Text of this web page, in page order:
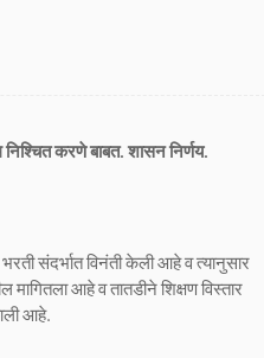
निश्चित करणे बाबत. शासन निर्णय.
संदर्भात विनंती केली आहे व त्यानुसार
मागितला आहे व तातडीने शिक्षण विस्तार
आहे.